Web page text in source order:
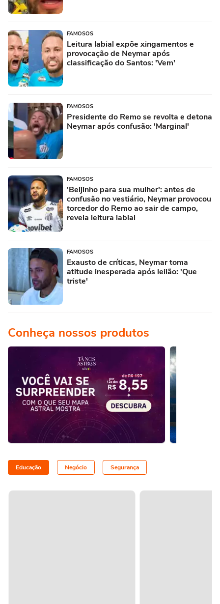
FAMOSOS
Leitura labial expõe xingamentos e
provocação de Neymar após
classificação do Santos: 'Vem'
FAMOSOS
Presidente do Remo se revolta e detona
Neymar após confusão: 'Marginal'
FAMOSOS
'Beijinho para sua mulher': antes de
confusão no vestiário, Neymar provocou
torcedor do Remo ao sair de campo,
revela leitura labial
FAMOSOS
Exausto de críticas, Neymar toma
atitude inesperada após leilão: 'Que
triste'
Conheça nossos produtos
Educação Negócio Segurança